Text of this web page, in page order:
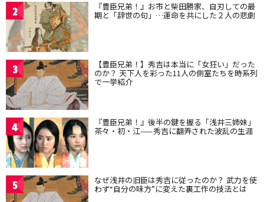
2 『豊臣兄弟！』お市と柴田勝家、自刃しての最
期と「辞世の句」…運命を共にした２人の悲劇
3 【豊臣兄弟！】秀吉は本当に「女狂い」だった
のか？ 天下人を彩った11人の側室たちを時系列
で一挙紹介
4 『豊臣兄弟！』後半の鍵を握る「浅井三姉妹」
茶々・初・江——秀吉に翻弄された波乱の生涯
5 なぜ浅井の旧臣は秀吉に従ったのか？ 武力を使
わず“自分の味方”に変えた裏工作の技法とは